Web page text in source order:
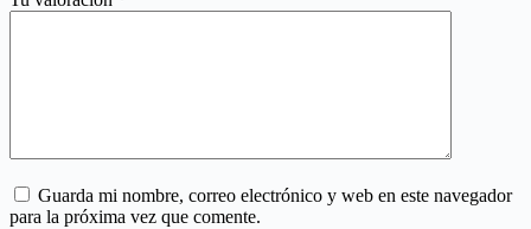
Guarda mi nombre, correo electrónico y web en este navegador
para la próxima vez que comente.